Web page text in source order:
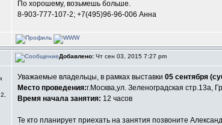
По хорошему, возьмешь больше.
8-903-777-107-2; +7(495)96-96-006 Анна
Добавлено: Чт сен 03, 2015 7:27 pm
Уважаемые владельцы, в рамках выставки 05 сентября
Место проведения:г.Москва,ул. Зеленоградская стр.13а,
Время начала занятия: 12 часов
Те кто планирует приехать на занятия позвоните